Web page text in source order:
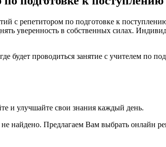
с репетитором по подготовке к
уверенность в собственных силах.
будет проводиться занятие с учителем по
и улучшайте свои знания каждый день.
найдено. Предлагаем Вам выбрать онлайн